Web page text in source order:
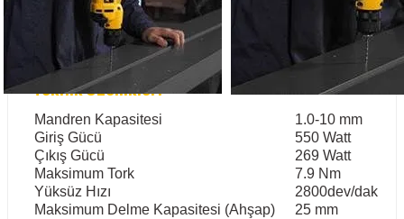
Teknik Özellikleri
Mandren Kapasitesi
1.0-10 mm
Giriş Gücü
550 Watt
Çıkış Gücü
269 Watt
Maksimum Tork
7.9 Nm
Yüksüz Hızı
2800dev/dak
Maksimum Delme Kapasitesi (Ahşap)
25 mm